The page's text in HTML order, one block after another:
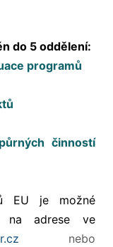
do 5 oddělení:
programů
činností
EU je možné
na adrese ve
nebo